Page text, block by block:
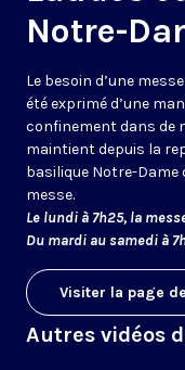
Notre-
Le besoin d’une
été exprimé d’une
confinement dans de
maintient depuis la
basilique Notre-Dame
messe.
Le lundi à 7h25, la
Du mardi au samedi à
Visiter la page
Autres vidéos